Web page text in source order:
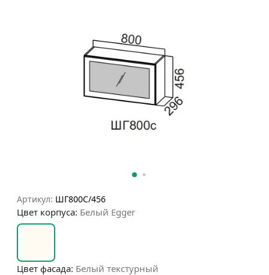
Артикул: ШГ800С/456
Цвет корпуса: Белый Egger
Цвет фасада: Белый текстурный